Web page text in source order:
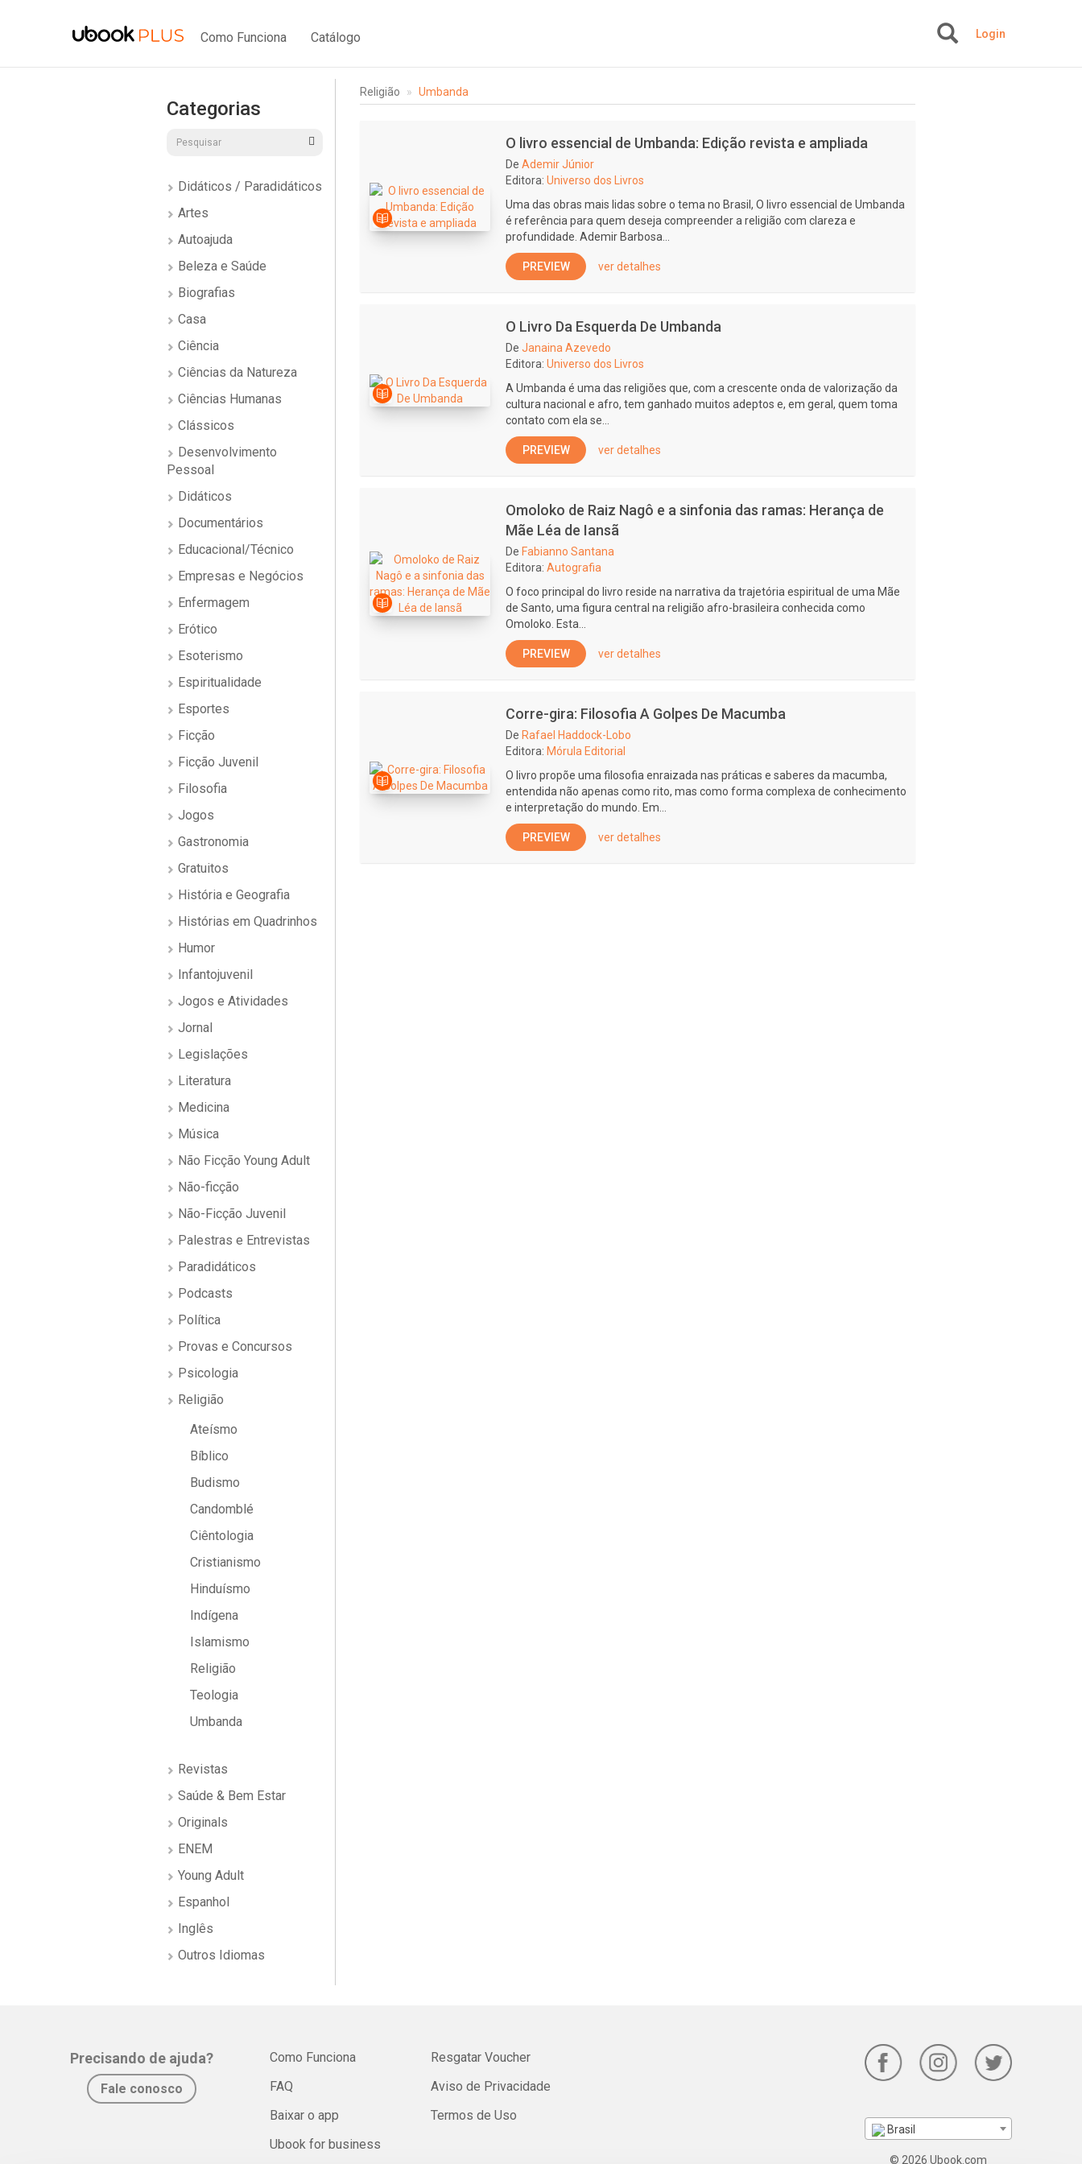
Como Funciona Catálogo Login
Categorias
Didáticos / Paradidáticos
Artes
Autoajuda
Beleza e Saúde
Biografias
Casa
Ciência
Ciências da Natureza
Ciências Humanas
Clássicos
Desenvolvimento
Pessoal
Didáticos
Documentários
Educacional/Técnico
Empresas e Negócios
Enfermagem
Erótico
Esoterismo
Espiritualidade
Esportes
Ficção
Ficção Juvenil
Filosofia
Jogos
Gastronomia
Gratuitos
História e Geografia
Histórias em Quadrinhos
Humor
Infantojuvenil
Jogos e Atividades
Jornal
Legislações
Literatura
Medicina
Música
Não Ficção Young Adult
Não-ficção
Não-Ficção Juvenil
Palestras e Entrevistas
Paradidáticos
Podcasts
Política
Provas e Concursos
Psicologia
Religião
Ateísmo
Bíblico
Budismo
Candomblé
Ciêntologia
Cristianismo
Hinduísmo
Indígena
Islamismo
Religião
Teologia
Umbanda
Revistas
Saúde & Bem Estar
Originals
ENEM
Young Adult
Espanhol
Inglês
Outros Idiomas
Religião Umbanda
O livro essencial de Umbanda: Edição revista e ampliada
De Ademir Júnior
Editora: Universo dos Livros
Uma das obras mais lidas sobre o tema no Brasil, O livro essencial de Umbanda
é referência para quem deseja compreender a religião com clareza e
profundidade. Ademir Barbosa...
PREVIEW ver detalhes
O Livro Da Esquerda De Umbanda
De Janaina Azevedo
Editora: Universo dos Livros
A Umbanda é uma das religiões que, com a crescente onda de valorização da
cultura nacional e afro, tem ganhado muitos adeptos e, em geral, quem toma
contato com ela se...
PREVIEW ver detalhes
Omoloko de Raiz Nagô e a sinfonia das ramas: Herança de
Mãe Léa de Iansã
De Fabianno Santana
Editora: Autografia
O foco principal do livro reside na narrativa da trajetória espiritual de uma Mãe
de Santo, uma figura central na religião afro-brasileira conhecida como
Omoloko. Esta...
PREVIEW ver detalhes
Corre-gira: Filosofia A Golpes De Macumba
De Rafael Haddock-Lobo
Editora: Mórula Editorial
O livro propõe uma filosofia enraizada nas práticas e saberes da macumba,
entendida não apenas como rito, mas como forma complexa de conhecimento
e interpretação do mundo. Em...
PREVIEW ver detalhes
Precisando de ajuda?
Fale conosco
Como Funciona
FAQ
Baixar o app
Ubook for business
Resgatar Voucher
Aviso de Privacidade
Termos de Uso
Brasil
© 2026 Ubook.com